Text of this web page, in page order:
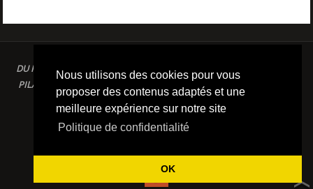
Nous utilisons des cookies pour vous
proposer des contenus adaptés et une
meilleure expérience sur notre site
Politique de confidentialité
OK
DU PLAISIR DANS LE SPORT LOISIR A LA COMPETITION : AQUAGYM /
PILATES / STRETCHING / COURSE A PIED / NATATION / TRIATHLON /
TRAILS / YOGA/ RENFORCEMENT MUSCULAIRE
Conditions d'utilisation & Politique de confidentialité